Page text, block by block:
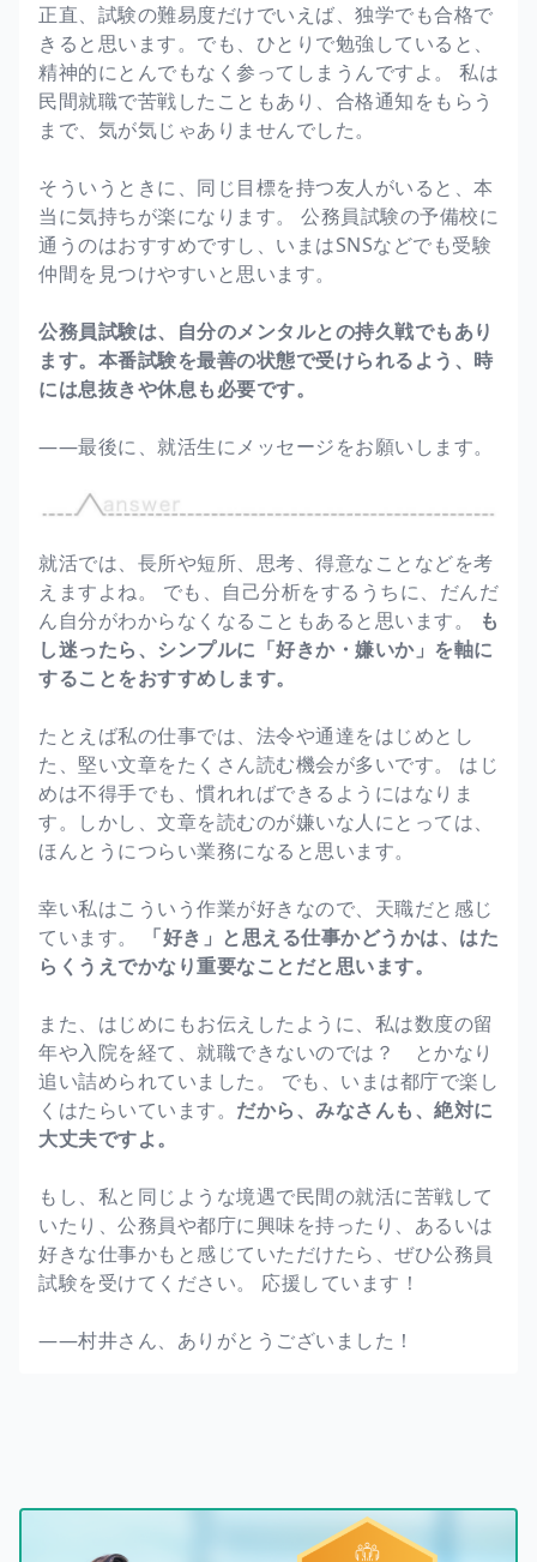
正直、試験の難易度だけでいえば、独学でも合格で
きると思います。でも、ひとりで勉強していると、
精神的にとんでもなく参ってしまうんですよ。 私は
民間就職で苦戦したこともあり、合格通知をもらう
まで、気が気じゃありませんでした。
そういうときに、同じ目標を持つ友人がいると、本
当に気持ちが楽になります。 公務員試験の予備校に
通うのはおすすめですし、いまはSNSなどでも受験
仲間を見つけやすいと思います。
公務員試験は、自分のメンタルとの持久戦でもあり
ます。本番試験を最善の状態で受けられるよう、時
には息抜きや休息も必要です。
――最後に、就活生にメッセージをお願いします。
就活では、長所や短所、思考、得意なことなどを考
えますよね。 でも、自己分析をするうちに、だんだ
ん自分がわからなくなることもあると思います。
も
し迷ったら、シンプルに「好きか・嫌いか」を軸に
することをおすすめします。
たとえば私の仕事では、法令や通達をはじめとし
た、堅い文章をたくさん読む機会が多いです。 はじ
めは不得手でも、慣れればできるようにはなりま
す。しかし、文章を読むのが嫌いな人にとっては、
ほんとうにつらい業務になると思います。
幸い私はこういう作業が好きなので、天職だと感じ
ています。
「好き」と思える仕事かどうかは、はた
らくうえでかなり重要なことだと思います。
また、はじめにもお伝えしたように、私は数度の留
年や入院を経て、就職できないのでは？ とかなり
追い詰められていました。 でも、いまは都庁で楽し
くはたらいています。 だから、みなさんも、絶対に
大丈夫ですよ。
もし、私と同じような境遇で民間の就活に苦戦して
いたり、公務員や都庁に興味を持ったり、あるいは
好きな仕事かもと感じていただけたら、ぜひ公務員
試験を受けてください。 応援しています！
――村井さん、ありがとうございました！